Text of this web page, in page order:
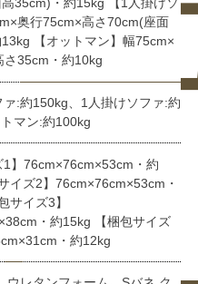
35cm)・約15kg 【1人掛けソ
奥行75cm×高さ70cm(座面
【オットマン】幅75cm×
さ35cm・約10kg
ァ:約150kg、1人掛けソファ:約
マン:約100kg
1】76cm×76cm×53cm・約
イズ2】76cm×76cm×53cm・
サイズ3】
・約15kg 【梱包サイズ
・約12kg